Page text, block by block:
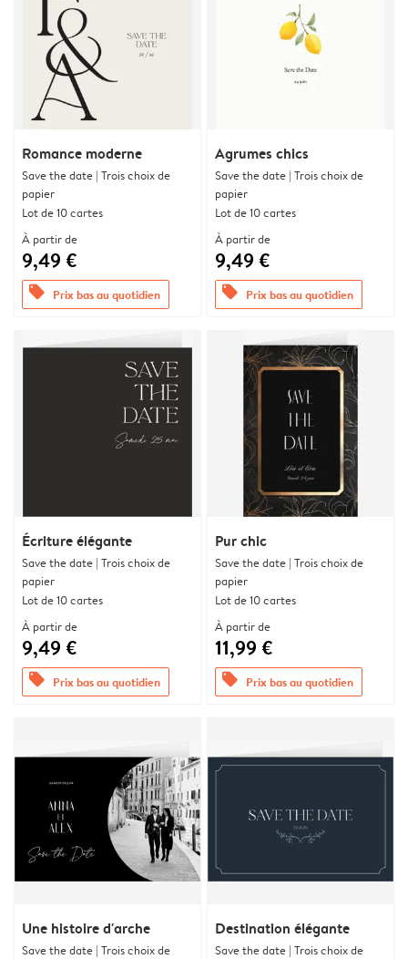
Romance moderne
Save the date | Trois choix de
papier
Lot de 10 cartes
À partir de
9,49 €
offers Prix bas au quotidien
Agrumes chics
Save the date | Trois choix de
papier
Lot de 10 cartes
À partir de
9,49 €
offers Prix bas au quotidien
Écriture élégante
Save the date | Trois choix de
papier
Lot de 10 cartes
À partir de
9,49 €
offers Prix bas au quotidien
Pur chic
Save the date | Trois choix de
papier
Lot de 10 cartes
À partir de
11,99 €
offers Prix bas au quotidien
Une histoire d'arche
Save the date | Trois choix de
Destination élégante
Save the date | Trois choix de